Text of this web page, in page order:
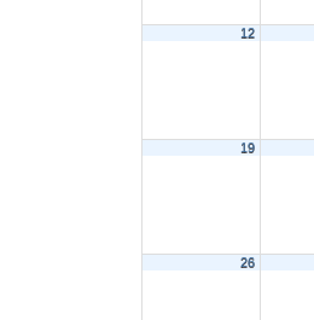
12
19
26